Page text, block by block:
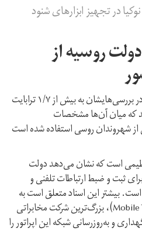
در تجهیز ابزارهای شنود
روسیه از
پژوهشگرهای یک شرکت امنیتی در بررسی‌هایشان به بیش از ۱/۷ ترابایت
که میان آن‌ها مشخصات
شهروندان روسی استفاده شده است
است که نشان می‌دهد دولت
ثبت و ضبط ارتباطات تلفنی و
بیشتر این اسناد متعلق است به
موبایل تله‌سیستمز (Mobile TeleSystems)، بزرگ‌ترین شرکت مخابراتی
و به‌روز‌رسانی شبکه این اپراتور را